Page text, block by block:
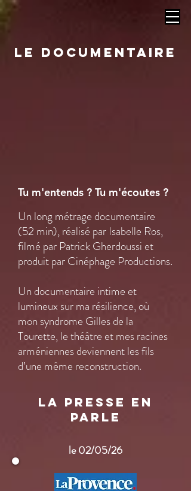
LE DOCUMENTAIRE
Tu m'entends ? Tu m'écoutes ?
Un long métrage documentaire
(52 min), réalisé par Isabelle Ros,
filmé par Patrick Gherdoussi et
produit par Cinéphage Productions.
Un documentaire intime et
lumineux sur ma résilience, où
mon syndrome Gilles de la
Tourette, le théâtre et mes racines
arméniennes deviennent les fils
d’une même reconstruction.
LA PRESSE EN
PARLE
le 02/05/26